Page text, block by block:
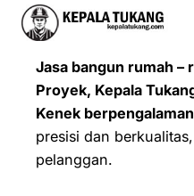
Jasa bangun rumah –
Proyek, Kepala
Kenek
presisi dan
pelanggan.